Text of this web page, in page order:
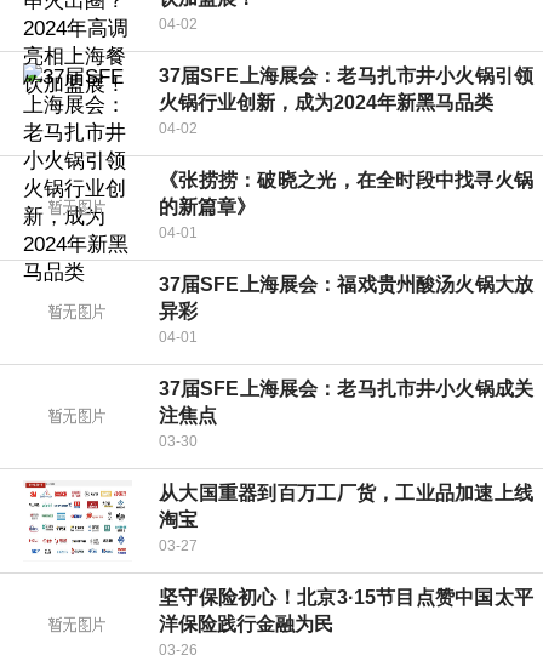
04-02
37届SFE上海展会：老马扎市井小火锅引领
火锅行业创新，成为2024年新黑马品类
04-02
《张捞捞：破晓之光，在全时段中找寻火锅
的新篇章》
04-01
37届SFE上海展会：福戏贵州酸汤火锅大放
异彩
04-01
37届SFE上海展会：老马扎市井小火锅成关
注焦点
03-30
从大国重器到百万工厂货，工业品加速上线
淘宝
03-27
坚守保险初心！北京3·15节目点赞中国太平
洋保险践行金融为民
03-26